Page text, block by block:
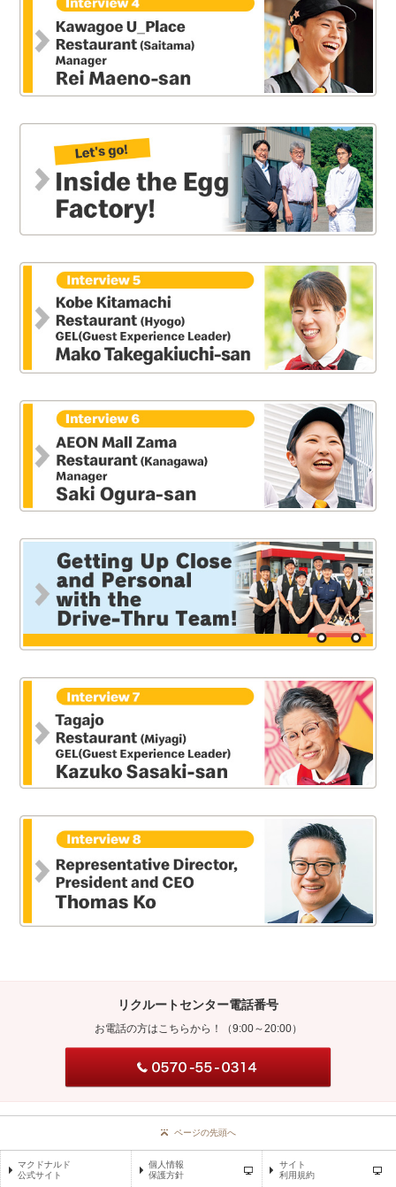
リクルートセンター電話番号
お電話の方はこちらから！ （9:00～20:00）
ページの先頭へ
マクドナルド
公式サイト
個人情報
保護方針
サイト
利用規約